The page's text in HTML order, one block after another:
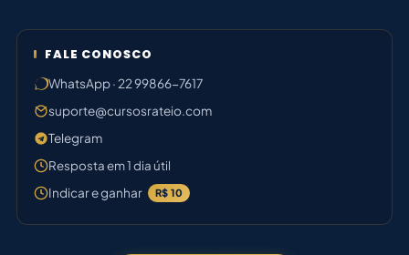
FALE CONOSCO
WhatsApp · 22 99866-7617
suporte@cursosrateio.com
Telegram
Resposta em 1 dia útil
Indicar e ganhar
R$ 10